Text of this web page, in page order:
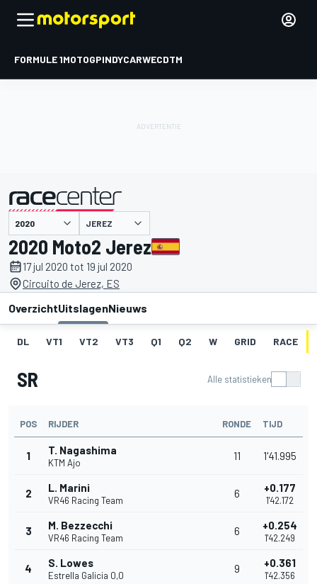
FORMULE 1MOTOGPINDYCARWECDTM
gepresenteerd door JEREZ
2020 Moto2 Jerez
17 jul 2020 tot 19 jul 2020
Circuito de Jerez, ES
OverzichtUitslagenNieuws
DL VT1 VT2 VT3 Q1 Q2 W GRID RACE
SR Alle statistieken
POS RIJDER RONDE TIJD
1 T. Nagashima
KTM Ajo
11 1'41.995
2 L. Marini
VR46 Racing Team
6 +0.177
1'42.172
3 M. Bezzecchi
VR46 Racing Team
6 +0.254
1'42.249
4 S. Lowes
Estrella Galicia 0,0
9 +0.361
1'42.356